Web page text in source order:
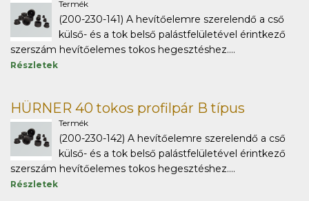
Termék
(200-230-141) A hevítőelemre szerelendő a cső
külső- és a tok belső palástfelületével érintkező
szerszám hevítőelemes tokos hegesztéshez....
Részletek
HÜRNER 40 tokos profilpár B típus
Termék
(200-230-142) A hevítőelemre szerelendő a cső
külső- és a tok belső palástfelületével érintkező
szerszám hevítőelemes tokos hegesztéshez....
Részletek